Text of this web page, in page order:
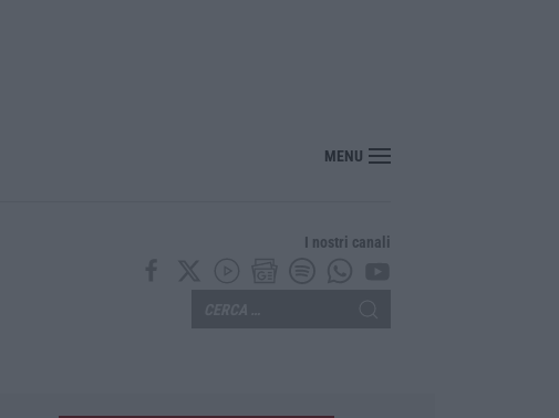
Renzi: «Conte? Sarebbe delittuoso vannaccizzare la coalizione»
MENU
I nostri canali